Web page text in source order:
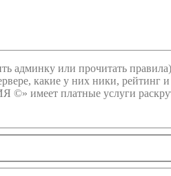
админку или прочитать
какие у них ники, рейтинг
©» имеет платные услуги